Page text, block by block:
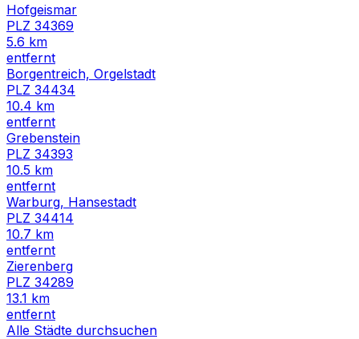
Hofgeismar
PLZ 34369
5.6 km
entfernt
Borgentreich, Orgelstadt
PLZ 34434
10.4 km
entfernt
Grebenstein
PLZ 34393
10.5 km
entfernt
Warburg, Hansestadt
PLZ 34414
10.7 km
entfernt
Zierenberg
PLZ 34289
13.1 km
entfernt
Alle Städte durchsuchen